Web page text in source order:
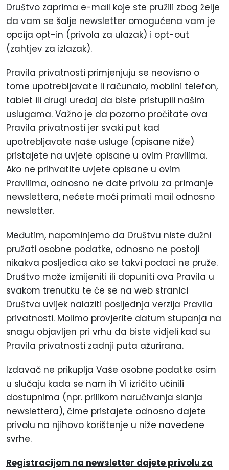
Društvo zaprima e-mail koje ste pružili zbog želje
da vam se šalje newsletter omogućena vam je
opcija opt-in (privola za ulazak) i opt-out
(zahtjev za izlazak).
Pravila privatnosti primjenjuju se neovisno o
tome upotrebljavate li računalo, mobilni telefon,
tablet ili drugi uređaj da biste pristupili našim
uslugama. Važno je da pozorno pročitate ova
Pravila privatnosti jer svaki put kad
upotrebljavate naše usluge (opisane niže)
pristajete na uvjete opisane u ovim Pravilima.
Ako ne prihvatite uvjete opisane u ovim
Pravilima, odnosno ne date privolu za primanje
newslettera, nećete moći primati mail odnosno
newsletter.
Međutim, napominjemo da Društvu niste dužni
pružati osobne podatke, odnosno ne postoji
nikakva posljedica ako se takvi podaci ne pruže.
Društvo može izmijeniti ili dopuniti ova Pravila u
svakom trenutku te će se na web stranici
Društva uvijek nalaziti posljednja verzija Pravila
privatnosti. Molimo provjerite datum stupanja na
snagu objavljen pri vrhu da biste vidjeli kad su
Pravila privatnosti zadnji puta ažurirana.
Izdavač ne prikuplja Vaše osobne podatke osim
u slučaju kada se nam ih Vi izričito učinili
dostupnima (npr. prilikom naručivanja slanja
newslettera), čime pristajete odnosno dajete
privolu na njihovo korištenje u niže navedene
svrhe.
Registracijom na newsletter dajete privolu za